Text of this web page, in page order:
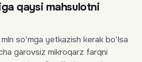
qaysi mahsulotni
so'mga yetkazish kerak bo'lsa
garovsiz mikroqarz farqni